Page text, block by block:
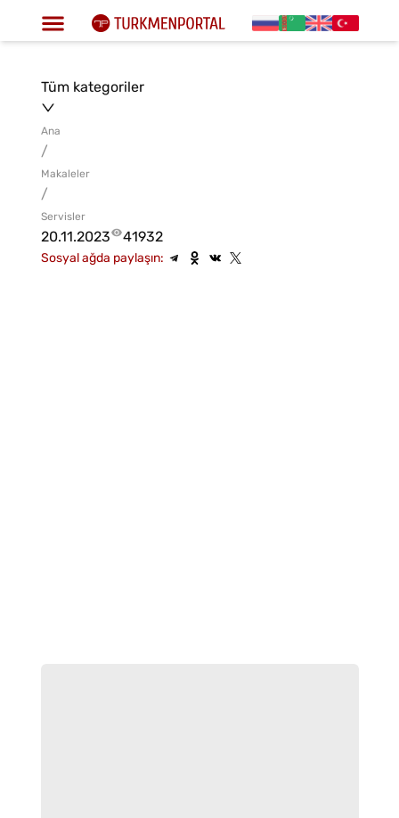
Tüm kategoriler
Ana
/
Makaleler
/
Servisler
20.11.2023 41932
Sosyal ağda paylaşın: